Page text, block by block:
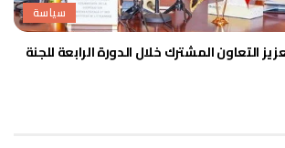
سياسة
التعاون المشترك خلال الدورة الرابعة للجنة